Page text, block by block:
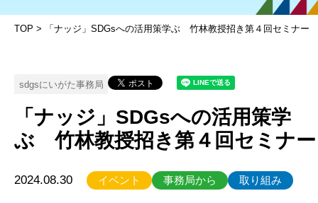
TOP > 「ナッジ」SDGsへの活用策学ぶ 竹林教授招き第４回セミナー
sdgsにいがた事務局
「ナッジ」SDGsへの活用策学
ぶ 竹林教授招き第４回セミナー
2024.08.30 イベント 事務局から 取り組み